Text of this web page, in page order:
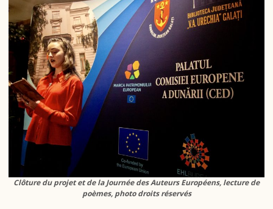
Clôture du projet et de la Journée des Auteurs Européens, lecture de
poèmes, photo droits réservés